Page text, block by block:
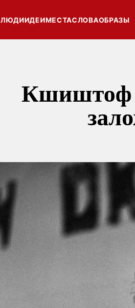
ЛЮДИИДЕИМЕСТАСЛОВАОБРАЗЫ
Кшиштоф